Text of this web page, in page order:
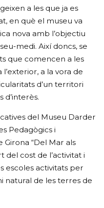
a les que ja es
en què el museu va
nova amb l’objectiu
medi. Així doncs, se
que comencen a les
a la vora de
d’un territori
del Museu Darder
Pedagògics i
“Del Mar als
del cost de l’activitat i
escoles activitats per
natural de les terres de